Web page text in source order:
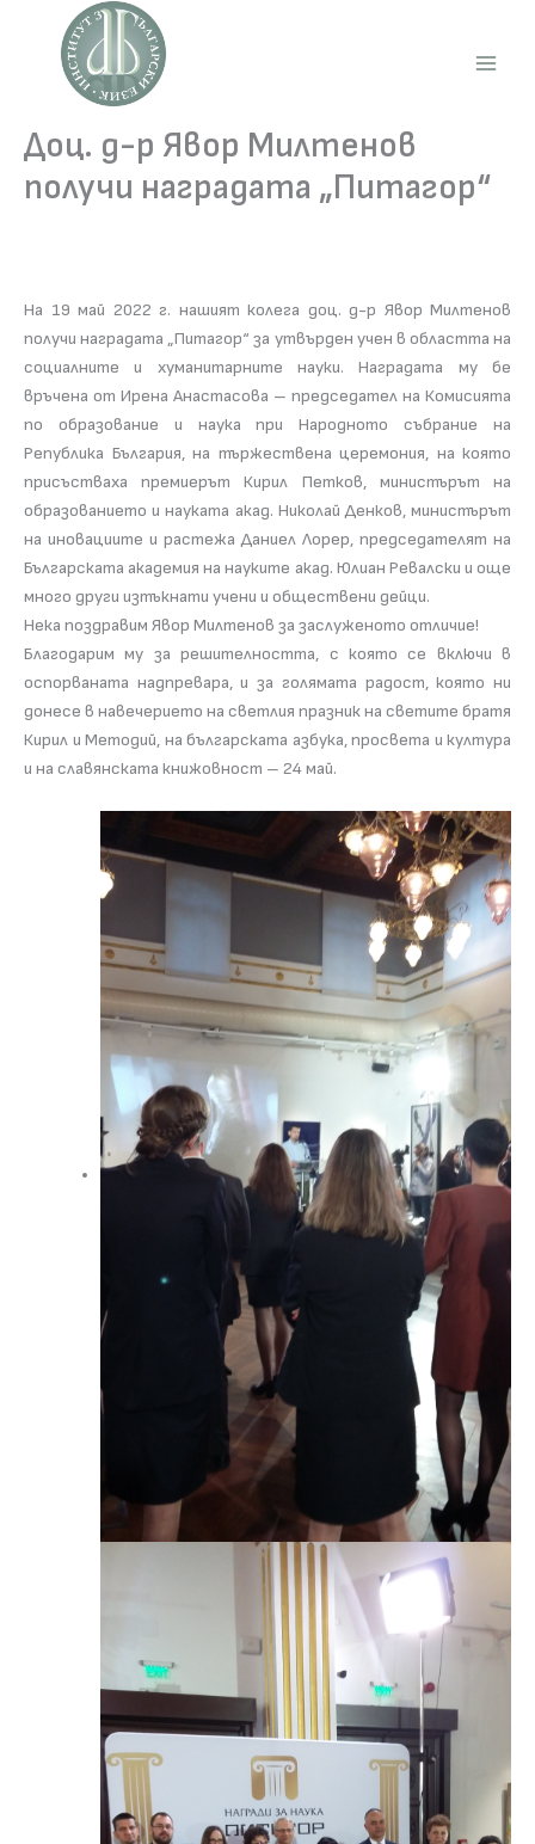
content
Доц. д-р Явор Милтенов
получи наградата „Питагор“
На 19 май 2022 г. нашият колега доц. д-р Явор Милтенов
получи наградата „Питагор“ за утвърден учен в областта на
социалните и хуманитарните науки. Наградата му бе
връчена от Ирена Анастасова – председател на Комисията
по образование и наука при Народното събрание на
Република България, на тържествена церемония, на която
присъстваха премиерът Кирил Петков, министърът на
образованието и науката акад. Николай Денков, министърът
на иновациите и растежа Даниел Лорер, председателят на
Българската академия на науките акад. Юлиан Ревалски и още
много други изтъкнати учени и обществени дейци.
Нека поздравим Явор Милтенов за заслуженото отличие!
Благодарим му за решителността, с която се включи в
оспорваната надпревара, и за голямата радост, която ни
донесе в навечерието на светлия празник на светите братя
Кирил и Методий, на българската азбука, просвета и култура
и на славянската книжовност – 24 май.